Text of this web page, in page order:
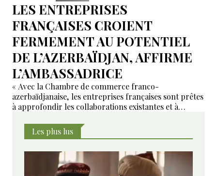
LES ENTREPRISES
FRANÇAISES CROIENT
FERMEMENT AU POTENTIEL
DE L’AZERBAÏDJAN, AFFIRME
L’AMBASSADRICE
« Avec la Chambre de commerce franco-
azerbaïdjanaise, les entreprises françaises sont prêtes
à approfondir les collaborations existantes et à
Les plus lus